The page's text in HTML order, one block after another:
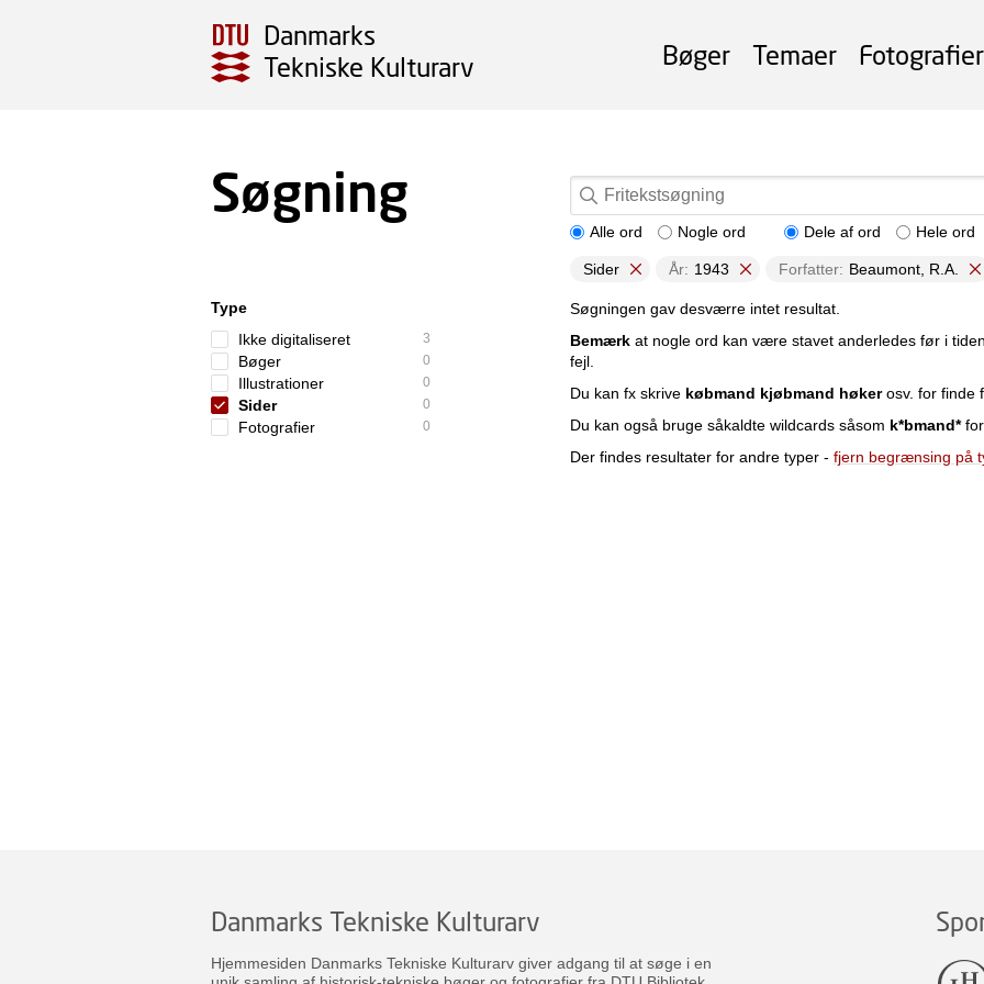
Danmarks
Tekniske Kulturarv
Bøger Temaer Fotografier
Søgning
Alle ord Nogle ord Dele af ord Hele ord
Sider År: 1943 Forfatter: Beaumont, R.A.
Type
Ikke digitaliseret
3
Bøger 0
Illustrationer 0
Sider 0
Fotografier 0
Søgningen gav desværre intet resultat.
Bemærkat nogle ord kan være stavet anderledes før i
fejl.
Du kan fx skrive købmand kjøbmand høkerosv. for finde
Du kan også bruge såkaldte wildcards såsom k*bmand*for
Der findes resultater for andre typer - fjern begrænsing på
Danmarks Tekniske Kulturarv
Hjemmesiden Danmarks Tekniske Kulturarv giver adgang til at søge i en